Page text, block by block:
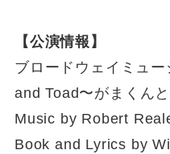
【公演情報】
ブロードウェイミュ
and Toad〜がまくんと
Music by Robert
Book and Lyrics by